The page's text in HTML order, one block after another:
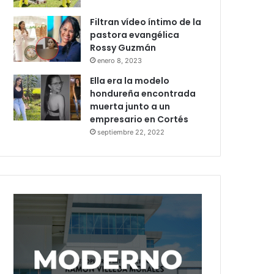
Filtran vídeo íntimo de la
pastora evangélica
Rossy Guzmán
enero 8, 2023
Ella era la modelo
hondureña encontrada
muerta junto a un
empresario en Cortés
septiembre 22, 2022